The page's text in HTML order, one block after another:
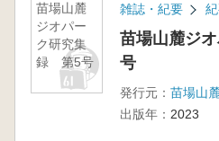
苗場山麓
ジオパー
ク研究集
録 第5号
雑誌・紀要
苗場山麓ジ
号
発行元： 苗場山
出版年： 2023